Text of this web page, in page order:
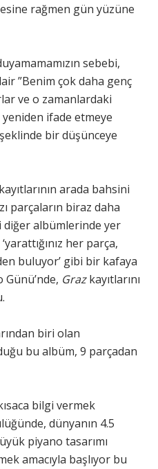
rağmen gün yüzüne
sebebi,
”Benim çok daha genç
ve o zamanlardaki
ifade etmeye
bir düşünceye
kayıtlarının arada bahsini
parçaların biraz daha
diğer albümlerinde yer
her parça,
buluyor’ gibi bir kafaya
Grazkayıtlarını
biri olan
bu albüm, 9 parçadan
bilgi vermek
dünyanın 4.5
piyano tasarımı
amacıyla başlıyor bu